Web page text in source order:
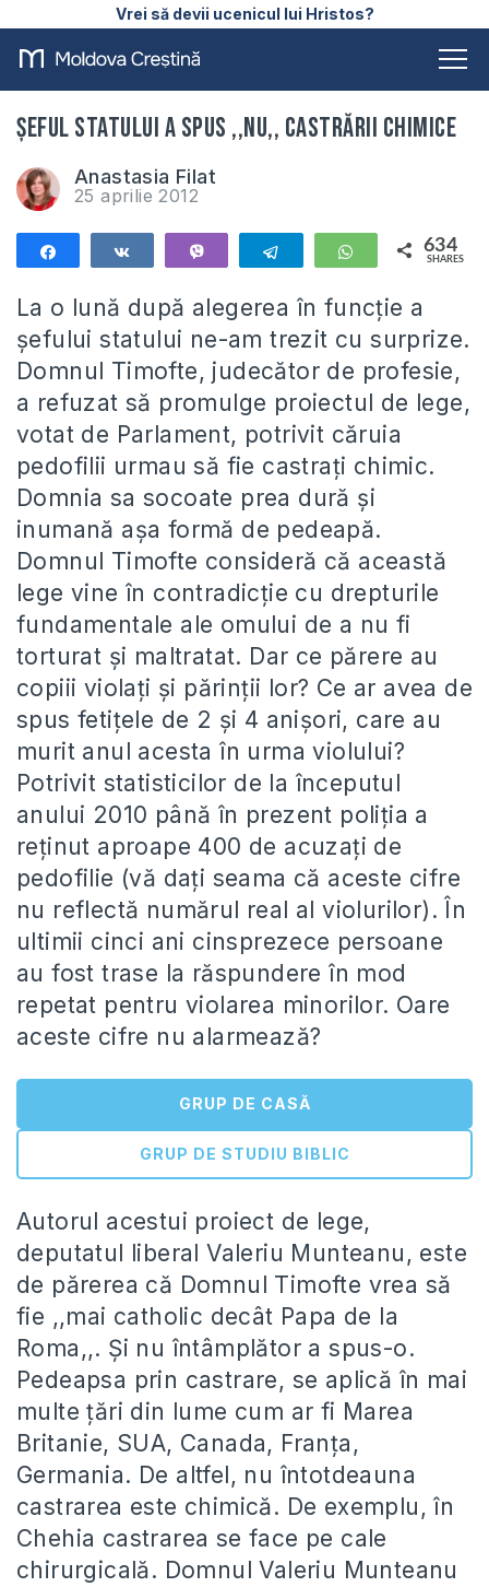
Vrei să devii ucenicul lui Hristos?
Șeful statului a spus ,,Nu,, castrării chimice
Anastasia Filat
25 aprilie 2012
Telegram WhatsApp
634
SHARES
La o lună după alegerea în funcție a
șefului statului ne-am trezit cu surprize.
Domnul Timofte, judecător de profesie,
a refuzat să promulge proiectul de lege,
votat de Parlament, potrivit căruia
pedofilii urmau să fie castrați chimic.
Domnia sa socoate prea dură și
inumană așa formă de pedeapă.
Domnul Timofte consideră că această
lege vine în contradicție cu drepturile
fundamentale ale omului de a nu fi
torturat și maltratat. Dar ce părere au
copiii violați și părinții lor? Ce ar avea de
spus fetițele de 2 și 4 anișori, care au
murit anul acesta în urma violului?
Potrivit statisticilor de la începutul
anului 2010 până în prezent poliția a
reținut aproape 400 de acuzați de
pedofilie (vă dați seama că aceste cifre
nu reflectă numărul real al violurilor). În
ultimii cinci ani cinsprezece persoane
au fost trase la răspundere în mod
repetat pentru violarea minorilor. Oare
aceste cifre nu alarmează?
GRUP DE CASĂ
GRUP DE STUDIU BIBLIC
Autorul acestui proiect de lege,
deputatul liberal Valeriu Munteanu, este
de părerea că Domnul Timofte vrea să
fie ,,mai catholic decât Papa de la
Roma,,. Și nu întâmplător a spus-o.
Pedeapsa prin castrare, se aplică în mai
multe țări din lume cum ar fi Marea
Britanie, SUA, Canada, Franța,
Germania. De altfel, nu întotdeauna
castrarea este chimică. De exemplu, în
Chehia castrarea se face pe cale
chirurgicală. Domnul Valeriu Munteanu